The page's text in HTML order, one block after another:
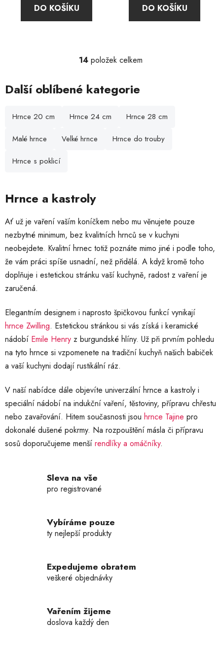
DO KOŠÍKU
z
DO KOŠÍKU
O
l
á
a
ý
p
i
s
u
14položek celkem
Další oblíbené kategorie
Hrnce 20 cm Hrnce 24 cm Hrnce 28 cm
Malé hrnce Velké hrnce Hrnce do trouby
Hrnce s poklicí
Hrnce a kastroly
Ať už je vaření vaším koníčkem nebo mu věnujete pouze
nezbytné minimum, bez kvalitních hrnců se v kuchyni
neobejdete. Kvalitní hrnec totiž poznáte mimo jiné i podle toho,
že vám práci spíše usnadní, než přidělá. A když kromě toho
doplňuje i estetickou stránku vaší kuchyně, radost z vaření je
zaručená.
Elegantním designem i naprosto špičkovou funkcí vynikají
hrnce Zwilling. Estetickou stránkou si vás získá i keramické
nádobí Emile Henry z burgundské hlíny. Už při prvním pohledu
na tyto hrnce si vzpomenete na tradiční kuchyň našich babiček
a vaší kuchyni dodají rustikální ráz.
V naší nabídce dále objevíte univerzální hrnce a kastroly i
speciální nádobí na indukční vaření, těstoviny, přípravu chřestu
nebo zavařování. Hitem současnosti jsou hrnce Tajine pro
dokonalé dušené pokrmy. Na rozpouštění másla či přípravu
sosů doporučujeme menší rendlíky a omáčníky.
Sleva na vše
pro registrované
Vybíráme pouze
ty nejlepší produkty
Expedujeme obratem
veškeré objednávky
Vařením žijeme
doslova každý den